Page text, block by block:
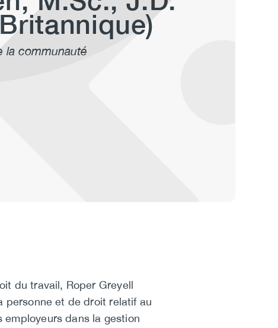
la communauté
du travail, Roper Greyell
personne et de droit relatif au
dans la gestion